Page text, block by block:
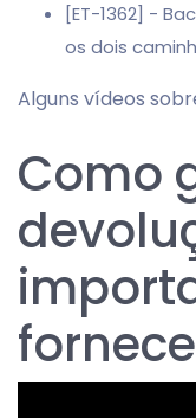
[ET-1362] -
os dois
Alguns vídeos
Como